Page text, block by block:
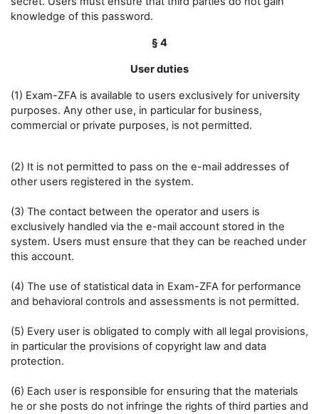
knowledge of this password.
§ 4
User duties
(1) Exam-ZFA is available to users exclusively for university
purposes. Any other use, in particular for business,
commercial or private purposes, is not permitted.
(2) It is not permitted to pass on the e-mail addresses of
other users registered in the system.
(3) The contact between the operator and users is
exclusively handled via the e-mail account stored in the
system. Users must ensure that they can be reached under
this account.
(4) The use of statistical data in Exam-ZFA for performance
and behavioral controls and assessments is not permitted.
(5) Every user is obligated to comply with all legal provisions,
in particular the provisions of copyright law and data
protection.
(6) Each user is responsible for ensuring that the materials
he or she posts do not infringe the rights of third parties and